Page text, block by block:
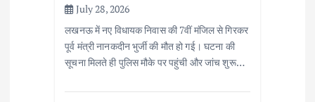
July 28, 2026
लखनऊ में नए विधायक निवास की 7वीं मंजिल से गिरकर
पूर्व मंत्री नानकदीन भुर्जी की मौत हो गई। घटना की
सूचना मिलते ही पुलिस मौके पर पहुंची और जांच शुरू…